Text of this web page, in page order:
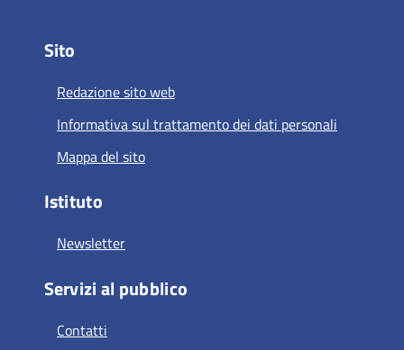
Sito
Redazione sito web
Informativa sul trattamento dei dati personali
Mappa del sito
Istituto
Newsletter
Servizi al pubblico
Contatti